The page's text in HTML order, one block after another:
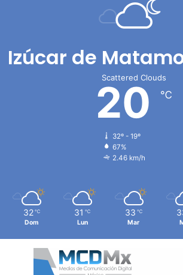
Izúcar de
Scattered Clouds
20 ℃
32º - 19º
67%
2.46 km/h
32 ℃
Dom
31 ℃
Lun
33 ℃
Mar